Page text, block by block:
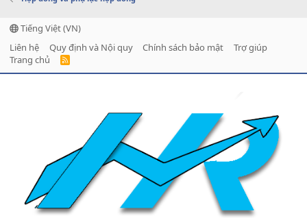
Tiếng Việt (VN)
Liên hệ
Quy định và Nội quy Chính sách bảo mật
Trợ giúp
Trang chủ
R